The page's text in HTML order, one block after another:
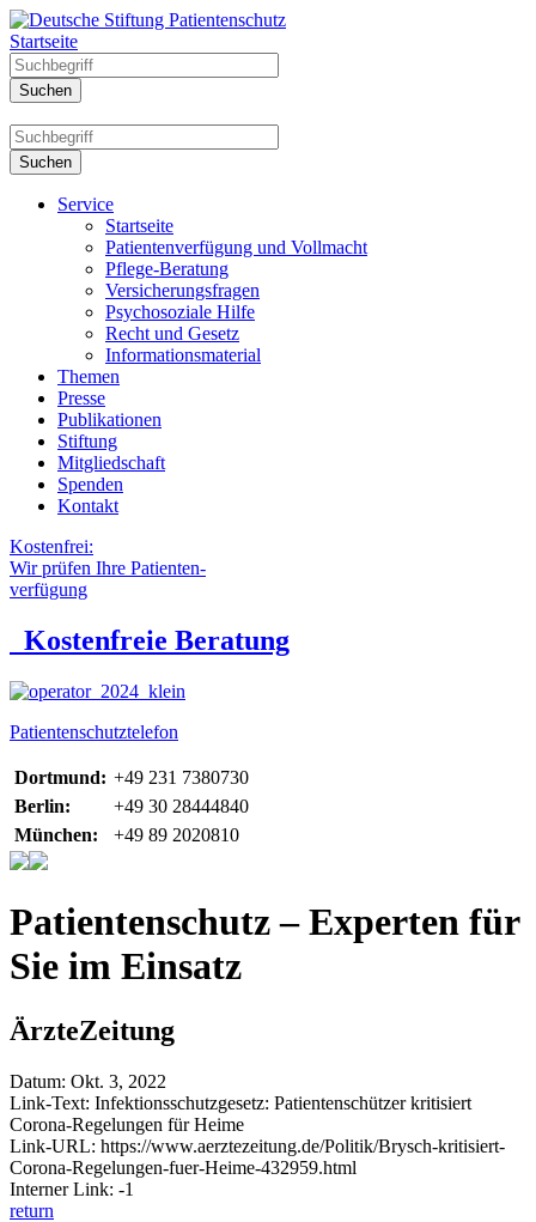
Startseite
Service
Startseite
Patientenverfügung und Vollmacht
Pflege-Beratung
Versicherungsfragen
Psychosoziale Hilfe
Recht und Gesetz
Informationsmaterial
Themen
Presse
Publikationen
Stiftung
Mitgliedschaft
Spenden
Kontakt
Kostenfrei:
Wir prüfen Ihre Patienten-
verfügung
Kostenfreie Beratung
Patientenschutztelefon
Dortmund: +49 231 7380730
Berlin:
+49 30 28444840
München:
+49 89 2020810
Patientenschutz – Experten für
Sie im Einsatz
ÄrzteZeitung
Datum: Okt. 3, 2022
Link-Text: Infektionsschutzgesetz: Patientenschützer kritisiert
Corona-Regelungen für Heime
Link-URL: https://www.aerztezeitung.de/Politik/Brysch-kritisiert-
Corona-Regelungen-fuer-Heime-432959.html
Interner Link: -1
return